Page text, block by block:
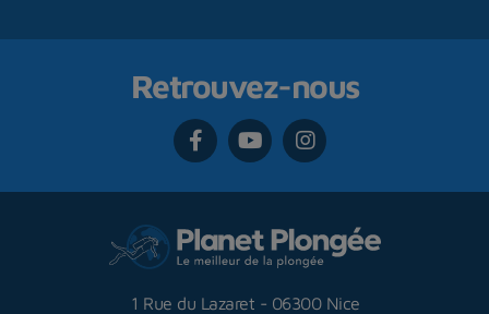
Retrouvez-nous
1 Rue du Lazaret - 06300 Nice